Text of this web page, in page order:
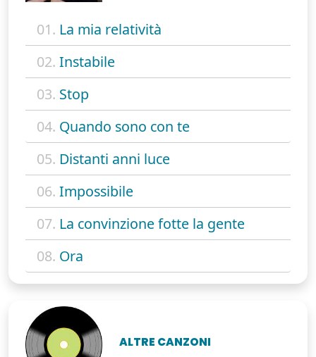
01. La mia relatività
02. Instabile
03. Stop
04. Quando sono con te
05. Distanti anni luce
06. Impossibile
07. La convinzione fotte la gente
08. Ora
ALTRE CANZONI